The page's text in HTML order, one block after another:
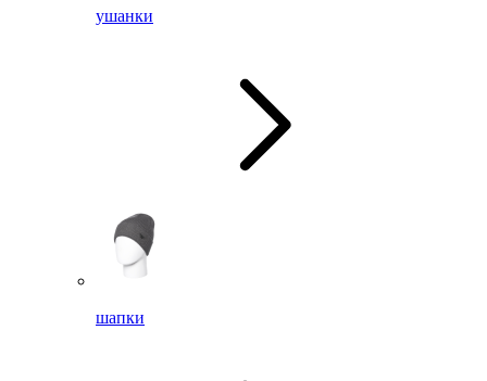
ушанки
шапки